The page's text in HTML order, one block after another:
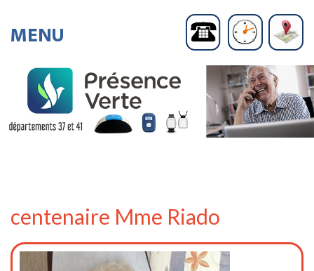
centenaire Mme Riado